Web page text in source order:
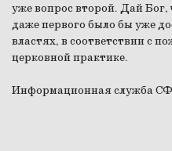
уже вопрос второй. Дай
даже первого было бы уже
властях, в соответствии с
церковной практике.
Информационная служба